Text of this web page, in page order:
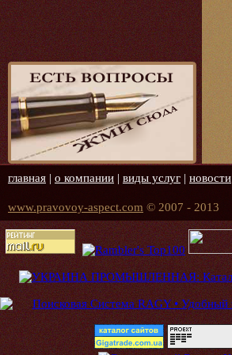
главная | о компании | виды услуг | новости
www.pravovoy-aspect.com © 2007 - 2013